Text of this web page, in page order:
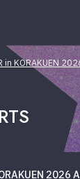
in KORAKUEN
2026